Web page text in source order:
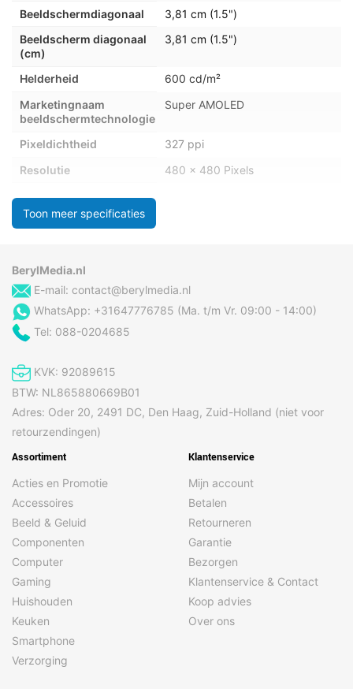
Beeldschermdiagonaal
3,81 cm (1.5")
Beeldscherm diagonaal
(cm)
3,81 cm (1.5")
Helderheid
600 cd/m²
Marketingnaam
beeldschermtechnologie
Super AMOLED
Pixeldichtheid
327 ppi
Resolutie
480 x 480 Pixels
Multimedia
Ondersteund
audioformaat
MP3, OGA, OGG, WAV
Navigatie
BeiDou
Galileo
GLONASS
Ja
GPS
Netwerk
3G bands ondersteund
850,900,1900,2100 MHz
4G frequentie
4G standaard
LTE-TDD & LTE-FDD
Bluetooth
Bluetooth-versie
Toon meer specificaties
BerylMedia.nl
E-mail: contact@berylmedia.nl
WhatsApp: +31647776785 (Ma. t/m Vr. 09:00 - 14:00)
Tel: 088-0204685
KVK: 92089615
BTW: NL865880669B01
Adres: Oder 20, 2491 DC, Den Haag, Zuid-Holland (niet voor
retourzendingen)
Assortiment
Acties en Promotie
Accessoires
Beeld & Geluid
Componenten
Computer
Gaming
Huishouden
Keuken
Smartphone
Verzorging
Klantenservice
Mijn account
Betalen
Retourneren
Garantie
Bezorgen
Klantenservice & Contact
Koop advies
Over ons